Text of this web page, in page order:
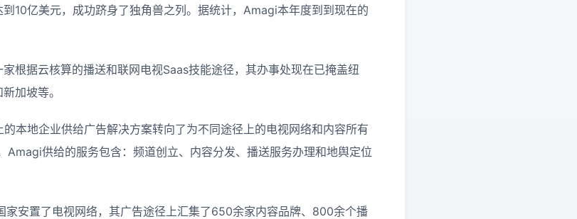
10亿美元，成功跻身了独角兽之列。据统计，Amagi本年度到到现在的
根据云核算的播送和联网电视Saas技能途径，其办事处现在已掩盖纽
加坡等。
本地企业供给广告解决方案转向了为不同途径上的电视网络和内容所有
Amagi供给的服务包含：频道创立、内容分发、播送服务办理和地舆定位
安置了电视网络，其广告途径上汇集了650余家内容品牌、800余个播